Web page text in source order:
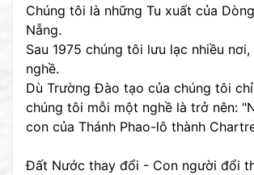
Chúng tôi là những Tu xuất của
Nẵng.
Sau 1975 chúng tôi lưu lạc nhiều nơi,
nghề.
Dù Trường Đào tạo của chúng tôi
chúng tôi mỗi một nghề là trở nên:
con của Thánh Phao-lô thành
Đất Nước thay đổi - Con người đổi